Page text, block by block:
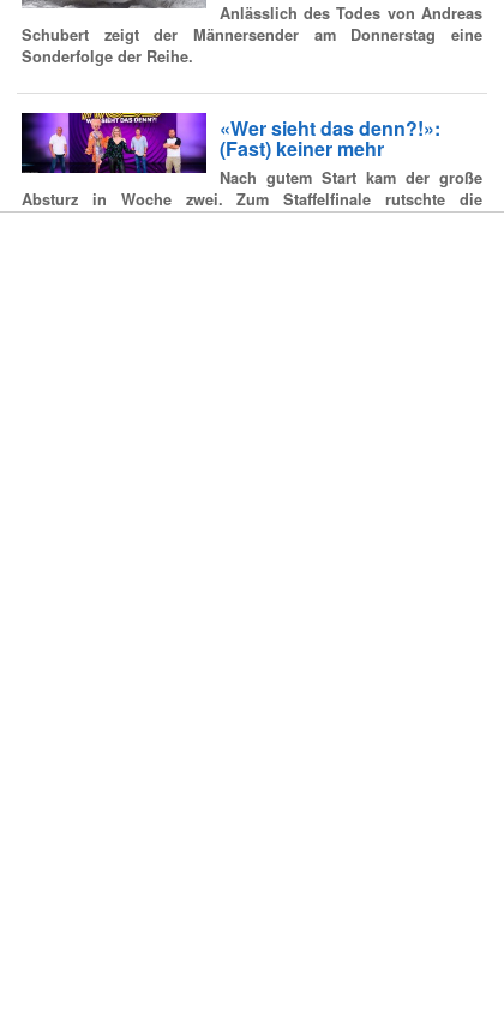
Anlässlich des Todes von Andreas
Schubert zeigt der Männersender am Donnerstag eine
Sonderfolge der Reihe.
«Wer sieht das denn?!»:
(Fast) keiner mehr
Nach gutem Start kam der große
Absturz in Woche zwei. Zum Staffelfinale rutschte die